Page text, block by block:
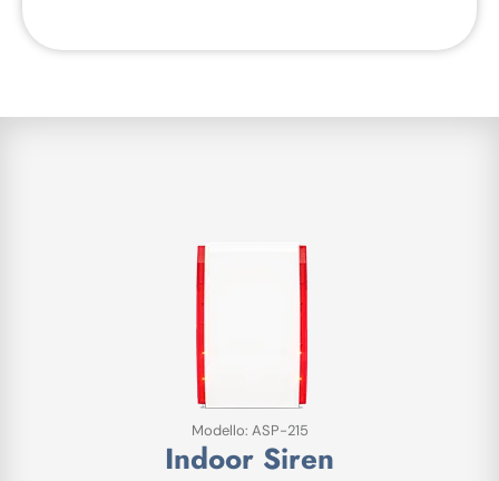
Modello: ASP-215
Indoor Siren